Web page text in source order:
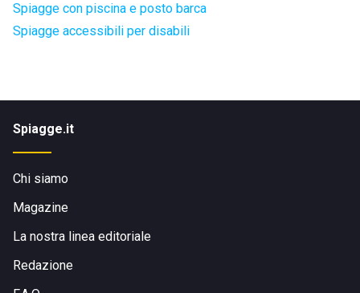
Spiagge con piscina e posto barca
Spiagge accessibili per disabili
Spiagge.it
Chi siamo
Magazine
La nostra linea editoriale
Redazione